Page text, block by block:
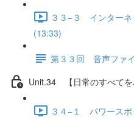
３３−３ インターネ
(13:33)
第３３回 音声ファ
Unit.34 【日常のすべてを
３４−１ パワースポ